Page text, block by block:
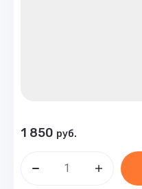
1 850 руб.